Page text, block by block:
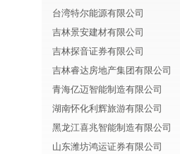
台湾特尔能源有限公司
吉林景安建材有限公司
吉林探音证券有限公司
吉林睿达房地产集团有限公司
青海亿迈智能制造有限公司
湖南怀化利辉旅游有限公司
黑龙江喜兆智能制造有限公司
山东潍坊鸿运证券有限公司